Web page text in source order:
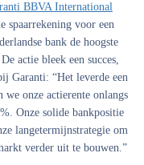
BBVA International
spaarrekening voor een
bank de hoogste
actie bleek een succes,
Garanti: “Het leverde een
we onze actierente onlangs
Onze solide bankpositie
langetermijnstrategie om
verder uit te bouwen.”